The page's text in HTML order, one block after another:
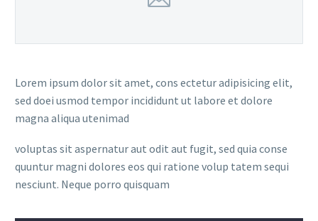
Lorem ipsum dolor sit amet, cons ectetur adipisicing elit,
sed doei usmod tempor incididunt ut labore et dolore
magna aliqua utenimad
voluptas sit aspernatur aut odit aut fugit, sed quia conse
quuntur magni dolores eos qui ratione volup tatem sequi
nesciunt. Neque porro quisquam